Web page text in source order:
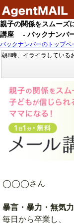
親子の関係をスムー
講座 - バックナンバ
バックナンバーのトップペ
朝8時、イライラしている
◯◯◯さん
暴言・暴力・無気力
毎日から卒業し、